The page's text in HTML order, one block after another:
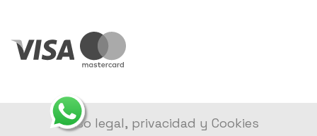
Aviso legal, privacidad y Cookies